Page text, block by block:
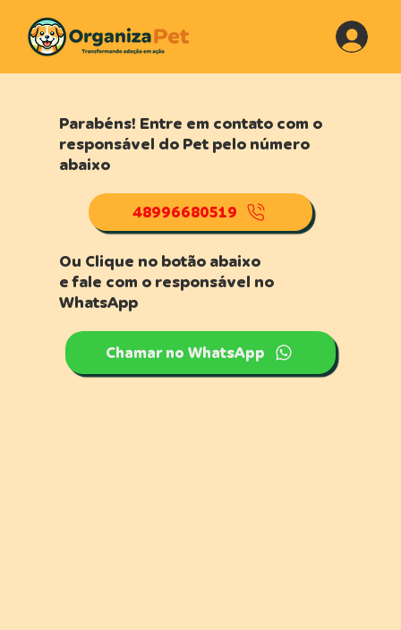
Parabéns! Entre em contato com o
responsável do Pet pelo número
abaixo
48996680519
Ou Clique no botão abaixo
e fale com o responsável no
WhatsApp
Chamar no WhatsApp